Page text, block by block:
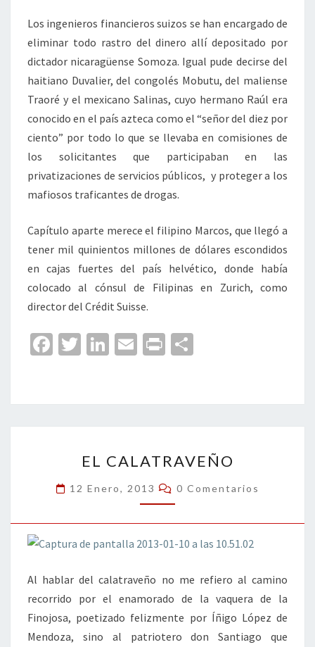
Los ingenieros financieros suizos se han encargado de
eliminar todo rastro del dinero allí depositado por
dictador nicaragüense Somoza. Igual pude decirse del
haitiano Duvalier, del congolés Mobutu, del maliense
Traoré y el mexicano Salinas, cuyo hermano Raúl era
conocido en el país azteca como el “señor del diez por
ciento” por todo lo que se llevaba en comisiones de
los solicitantes que participaban en las
privatizaciones de servicios públicos, y proteger a los
mafiosos traficantes de drogas.
Capítulo aparte merece el filipino Marcos, que llegó a
tener mil quinientos millones de dólares escondidos
en cajas fuertes del país helvético, donde había
colocado al cónsul de Filipinas en Zurich, como
director del Crédit Suisse.
Fa
o
o
T
er
Li
dI
n
E
l
Pr
p
ar
tir
CALATRAVEÑO
EL CALATRAVEÑO
12 Enero, 2013 Comentarios
0 Comentarios
Al hablar del calatraveño no me refiero al camino
recorrido por el enamorado de la vaquera de la
Finojosa, poetizado felizmente por Íñigo López de
Mendoza, sino al patriotero don Santiago que